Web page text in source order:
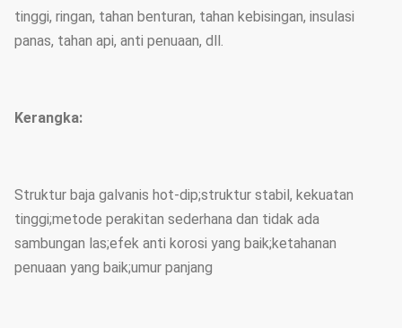
tinggi, ringan, tahan benturan, tahan kebisingan, insulasi
panas, tahan api, anti penuaan, dll.
Kerangka:
Struktur baja galvanis hot-dip;struktur stabil, kekuatan
tinggi;metode perakitan sederhana dan tidak ada
sambungan las;efek anti korosi yang baik;ketahanan
penuaan yang baik;umur panjang